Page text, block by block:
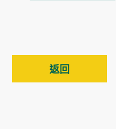
返回